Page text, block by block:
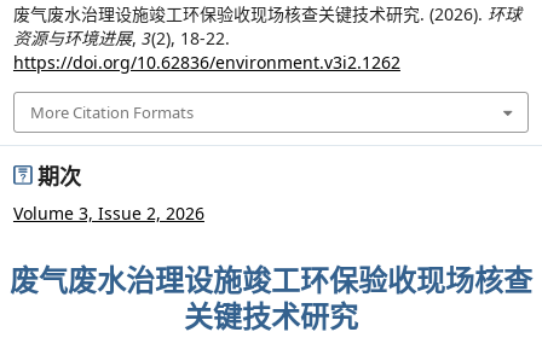
废气废水治理设施竣工环保验收现场核查关键技术研究. (2026). 环球
资源与环境进展, 3(2), 18-22.
https://doi.org/10.62836/environment.v3i2.1262
More Citation Formats
期次
Volume 3, Issue 2, 2026
废气废水治理设施竣工环保验收现场核查
关键技术研究